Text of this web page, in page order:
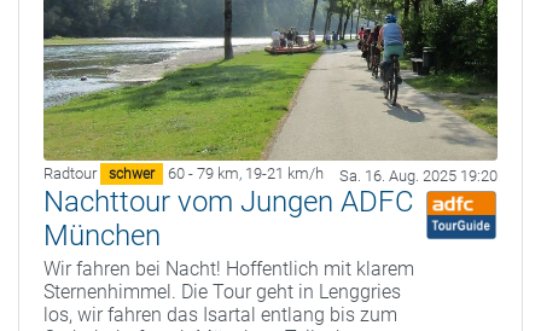
Radtour schwer 60 - 79 km, 19-21 km/h Sa. 16. Aug. 2025 19:20
Nachttour vom Jungen ADFC
München
Wir fahren bei Nacht! Hoffentlich mit klarem
Sternenhimmel. Die Tour geht in Lenggries
los, wir fahren das Isartal entlang bis zum